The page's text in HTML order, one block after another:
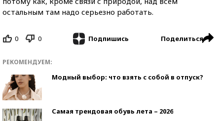
остальным там надо серьезно работать.
0 0 Подпишись Поделиться
РЕКОМЕНДУЕМ:
Модный выбор: что взять с собой в отпуск?
Самая трендовая обувь лета – 2026